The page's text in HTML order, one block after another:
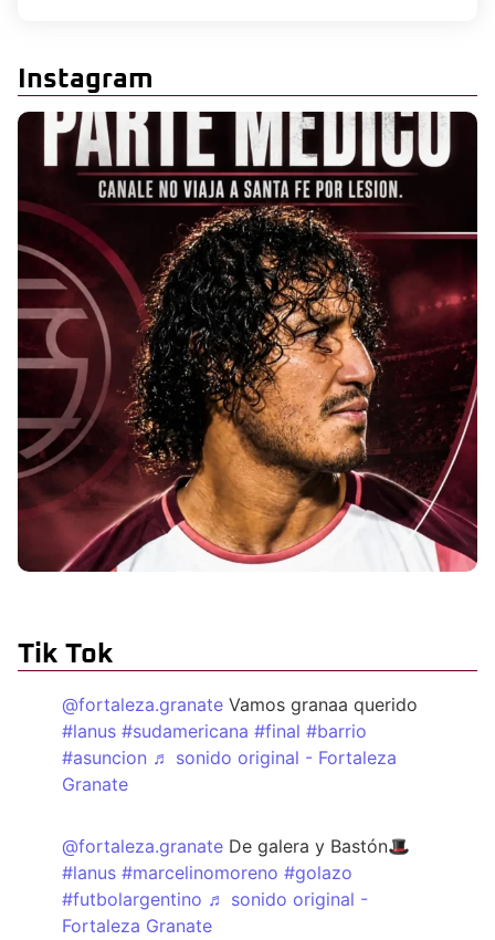
Instagram
Tik Tok
@fortaleza.granate Vamos granaa querido
#lanus #sudamericana #final #barrio
#asuncion ♬ sonido original - Fortaleza
Granate
@fortaleza.granate De galera y Bastón🎩
#lanus #marcelinomoreno #golazo
#futbolargentino ♬ sonido original -
Fortaleza Granate